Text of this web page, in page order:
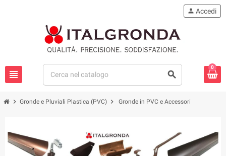
view_headline search
person Accedi
0
chevron_right Gronde e Pluviali Plastica (PVC) chevron_right Gronde in PVC e Accessori